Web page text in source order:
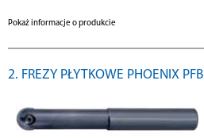
Pokaż informacje o produkcie
2. FREZY PŁYTKOWE PHOENIX PFB